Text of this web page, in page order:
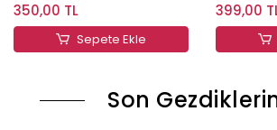
350,00 TL
Sepete Ekle
399,00
Son